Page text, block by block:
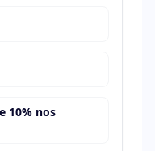
10% nos